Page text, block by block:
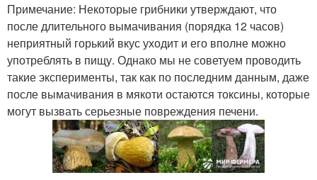
Примечание: Некоторые грибники утверждают, что
после длительного вымачивания (порядка 12 часов)
неприятный горький вкус уходит и его вполне можно
употреблять в пищу. Однако мы не советуем проводить
такие эксперименты, так как по последним данным, даже
после вымачивания в мякоти остаются токсины, которые
могут вызвать серьезные повреждения печени.